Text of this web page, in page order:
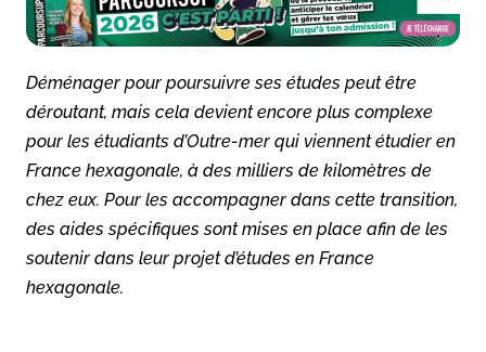
Déménager pour poursuivre ses études peut être
déroutant, mais cela devient encore plus complexe
pour les étudiants d’Outre-mer qui viennent étudier en
France hexagonale, à des milliers de kilomètres de
chez eux. Pour les accompagner dans cette transition,
des aides spécifiques sont mises en place afin de les
soutenir dans leur projet d’études en France
hexagonale.